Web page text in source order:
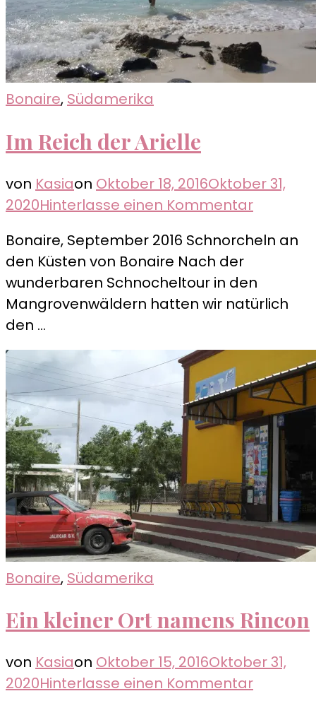
Bonaire, Südamerika
Im Reich der Arielle
von Kasiaon Oktober 18, 2016Oktober 31,
2020Hinterlasse einen Kommentarzu
Reich
Arielle
Bonaire, September 2016 Schnorcheln an
den Küsten von Bonaire Nach der
wunderbaren Schnocheltour in den
Mangrovenwäldern hatten wir natürlich
den …
Bonaire, Südamerika
Ein kleiner Ort namens Rincon
von Kasiaon Oktober 15, 2016Oktober 31,
2020Hinterlasse einen Kommentarzu